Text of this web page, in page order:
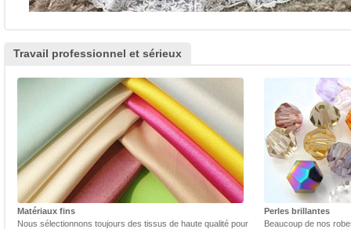
Travail professionnel et sérieux
Matériaux fins
Nous sélectionnons toujours des tissus de haute qualité pour
Perles brillantes
Beaucoup de nos